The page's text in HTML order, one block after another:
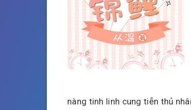
nàng tinh linh cung tiễn thủ